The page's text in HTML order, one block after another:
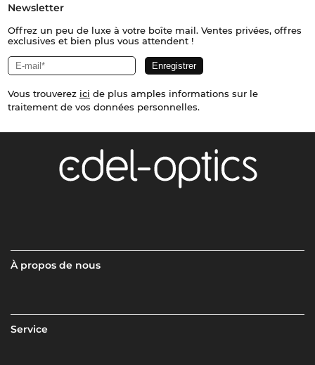
Newsletter
Offrez un peu de luxe à votre boîte mail. Ventes privées, offres
exclusives et bien plus vous attendent !
Vous trouverez ici de plus amples informations sur le
traitement de vos données personnelles.
À propos de nous
Service